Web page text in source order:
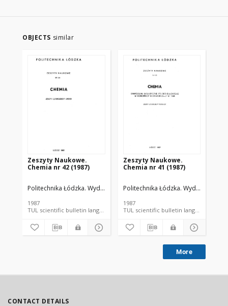
OBJECTS similar
Zeszyty Naukowe.
Chemia nr 42 (1987)
Politechnika Łódzka. Wydział Chemiczny. Józefowicz, Edward. Red.
1987
TUL scientific bulletin language document
Zeszyty Naukowe.
Chemia nr 41 (1987)
Politechnika Łódzka. Wydział
1987
TUL scientific bulletin language
More
CONTACT DETAILS